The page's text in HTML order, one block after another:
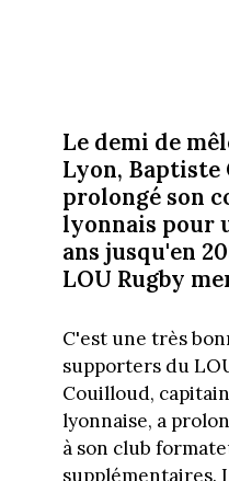
Le demi de
Lyon, Baptiste
prolongé son
lyonnais pour
ans jusqu'en
LOU Rugby
C'est une très
supporters du
Couilloud,
lyonnaise, a
à son club
supplémentaires.